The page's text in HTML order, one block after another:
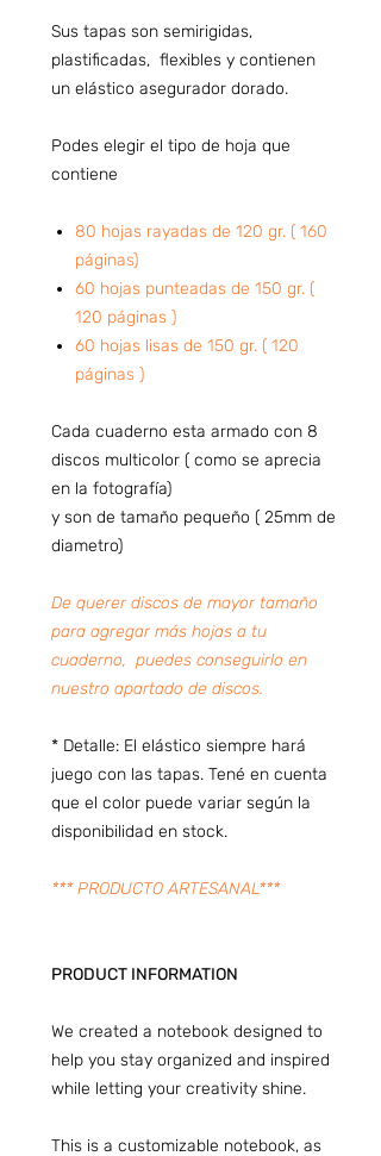
Sus tapas son semirigidas,
plastificadas, flexibles y contienen
un elástico asegurador dorado.
Podes elegir el tipo de hoja que
contiene
80 hojas rayadas de 120 gr. ( 160
páginas)
60 hojas punteadas de 150 gr. (
120 páginas )
60 hojas lisas de 150 gr. ( 120
páginas )
Cada cuaderno esta armado con 8
discos multicolor ( como se aprecia
en la fotografía)
y son de tamaño pequeño ( 25mm de
diametro)
De querer discos de mayor tamaño
para agregar más hojas a tu
cuaderno, puedes conseguirlo en
nuestro apartado de discos.
* Detalle: El elástico siempre hará
juego con las tapas. Tené en cuenta
que el color puede variar según la
disponibilidad en stock.
*** PRODUCTO ARTESANAL***
PRODUCT INFORMATION
We created a notebook designed to
help you stay organized and inspired
while letting your creativity shine.
This is a customizable notebook, as